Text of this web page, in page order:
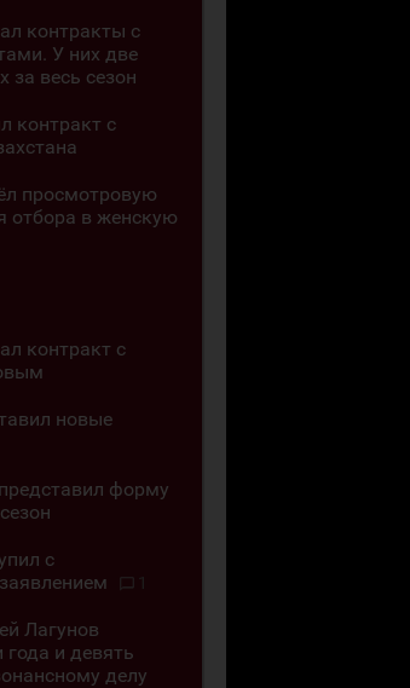
контракты с
У них две
за весь сезон
контракт с
просмотровую
отбора в женскую
контракт с
новые
форму
с
1
Лагунов
года и девять
делу